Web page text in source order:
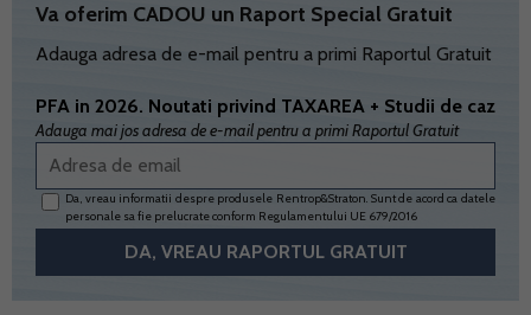
Va oferim CADOU un Raport Special Gratuit
Adauga adresa de e-mail pentru a primi Raportul Gratuit
PFA in 2026. Noutati privind TAXAREA + Studii de caz
Adauga mai jos adresa de e-mail pentru a primi Raportul Gratuit
Da, vreau informatii despre produsele Rentrop&Straton. Sunt de acord ca datele
personale sa fie prelucrate conform Regulamentului UE 679/2016